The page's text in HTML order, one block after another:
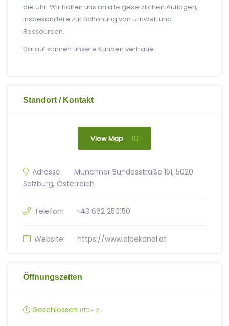
die Uhr. Wir halten uns an alle gesetzlichen Auflagen,
insbesondere zur Schonung von Umwelt und
Ressourcen.
Darauf können unsere Kunden vertraue
Standort / Kontakt
View Map
Adresse:
Münchner Bundesstraße 151, 5020
Salzburg, Österreich
Telefon: +43 662 250150
Website: https://www.alpekanal.at
Öffnungszeiten
Geschlossen UTC + 2